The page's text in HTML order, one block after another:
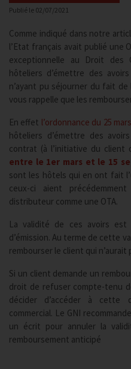
Publié le 02/07/2021
Comme indiqué dans notre
l’Etat français avait publié une
exceptionnelle au Droit des
hôteliers d’émettre des
n’ayant pu séjourner du fait
vous rappelle que les
En effet l’ordonnance du 25
hôteliers d’émettre des
contrat (à l’initiative du client
entre le 1er mars et le 15
sont les hôtels qui en ont fait
ceux-ci aient
distributeur comme une OTA.
La validité de ces avoirs
d’émission. Au terme de cette
rembourser le client qui n’aurait
Si un client demande un
droit de refuser compte-tenu
décider d’accéder à cette
commercial. Le GNI
un écrit pour annuler la
remboursement anticipé